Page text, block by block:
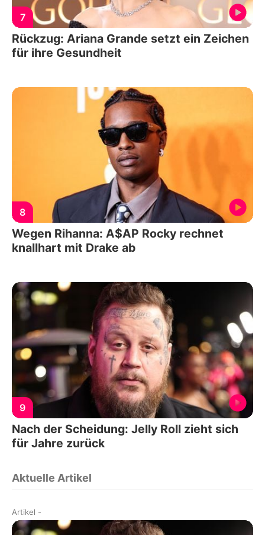
7
Rückzug: Ariana Grande setzt ein Zeichen
für ihre Gesundheit
8
Wegen Rihanna: A$AP Rocky rechnet
knallhart mit Drake ab
9
Nach der Scheidung: Jelly Roll zieht sich
für Jahre zurück
Aktuelle Artikel
Artikel -